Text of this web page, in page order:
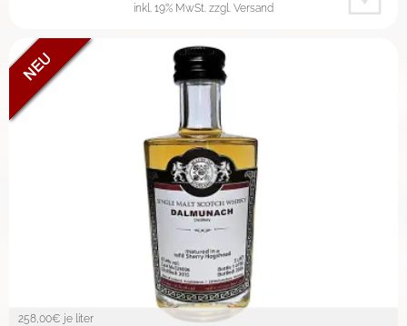
inkl. 19% MwSt. zzgl. Versand
258,00€ je liter